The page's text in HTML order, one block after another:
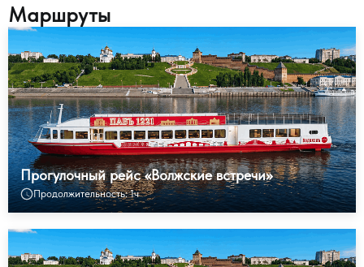
Маршруты
Прогулочный рейс «Волжские встречи»
Продолжительность: 1ч